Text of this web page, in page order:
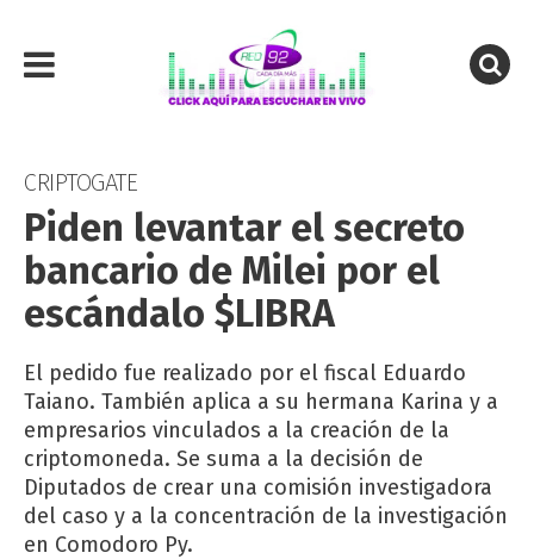
CRIPTOGATE
Piden levantar el secreto
bancario de Milei por el
escándalo $LIBRA
El pedido fue realizado por el fiscal Eduardo
Taiano. También aplica a su hermana Karina y a
empresarios vinculados a la creación de la
criptomoneda. Se suma a la decisión de
Diputados de crear una comisión investigadora
del caso y a la concentración de la investigación
en Comodoro Py.